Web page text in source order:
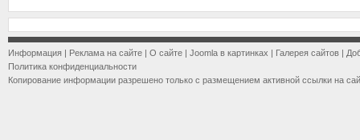
Информация | Реклама на сайте | О сайте | Joomla в картинках | Галерея сайтов |
Политика конфиденциальности
Копирование информации разрешено только с размещением активной ссылки на